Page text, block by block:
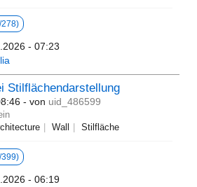
278)
- 07:23
Stilflächendarstellung
- von uid_486599
Wall Stilfläche
399)
- 06:19